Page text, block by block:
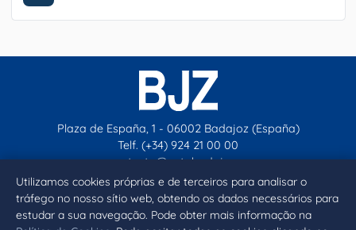
Utilizamos cookies próprias e de terceiros para analisar o
tráfego no nosso sítio web, obtendo os dados necessários para
estudar a sua navegação. Pode obter mais informação na
Plaza de España, 1 - 06002 Badajoz (España)
Telf. (+34) 924 21 00 00
contacto@aytobadajoz.es
Facebook
X Instagram
YouTube